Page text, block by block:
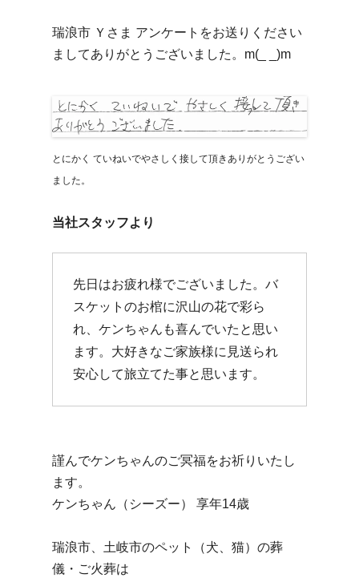
瑞浪市 Ｙさま アンケートをお送りください
ましてありがとうございました。m(_ _)m
とにかく ていねいでやさしく接して頂きありがとうござい
ました。
当社スタッフより
先日はお疲れ様でございました。バ
スケットのお棺に沢山の花で彩ら
れ、ケンちゃんも喜んでいたと思い
ます。大好きなご家族様に見送られ
安心して旅立てた事と思います。
謹んでケンちゃんのご冥福をお祈りいたし
ます。
ケンちゃん（シーズー） 享年14歳
瑞浪市、土岐市のペット（犬、猫）の葬
儀・ご火葬は